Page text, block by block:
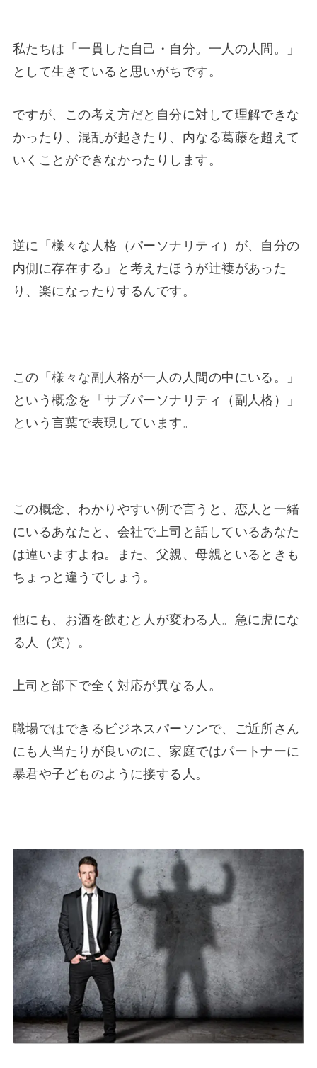
私たちは「一貫した自己・自分。一人の人間。」
として生きていると思いがちです。
ですが、この考え方だと自分に対して理解できな
かったり、混乱が起きたり、内なる葛藤を超えて
いくことができなかったりします。
逆に「様々な人格（パーソナリティ）が、自分の
内側に存在する」と考えたほうが辻褄があった
り、楽になったりするんです。
この「様々な副人格が一人の人間の中にいる。」
という概念を「サブパーソナリティ（副人格）」
という言葉で表現しています。
この概念、わかりやすい例で言うと、恋人と一緒
にいるあなたと、会社で上司と話しているあなた
は違いますよね。また、父親、母親といるときも
ちょっと違うでしょう。
他にも、お酒を飲むと人が変わる人。急に虎にな
る人（笑）。
上司と部下で全く対応が異なる人。
職場ではできるビジネスパーソンで、ご近所さん
にも人当たりが良いのに、家庭ではパートナーに
暴君や子どものように接する人。